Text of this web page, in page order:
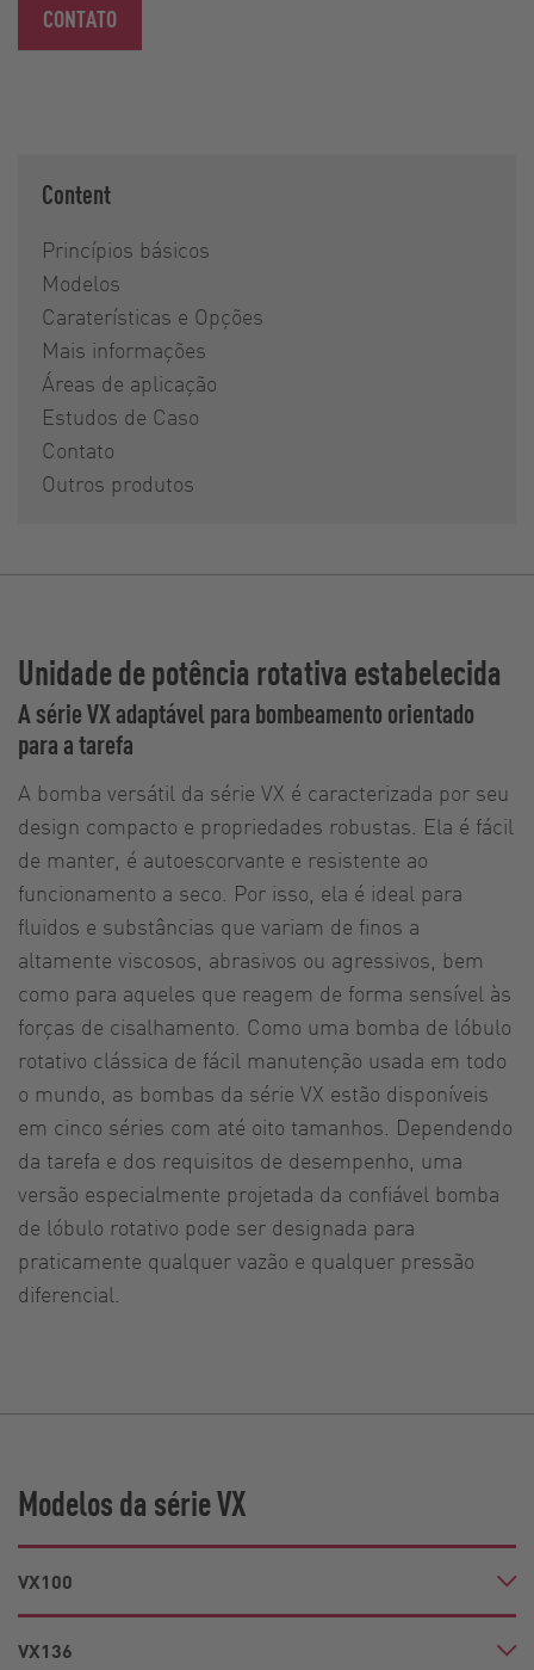
CONTATO
Content
Princípios básicos
Modelos
Caraterísticas e Opções
Mais informações
Áreas de aplicação
Estudos de Caso
Contato
Outros produtos
Unidade de potência rotativa estabelecida
A série VX adaptável para bombeamento orientado
para a tarefa
A bomba versátil da série VX é caracterizada por seu
design compacto e propriedades robustas. Ela é fácil
de manter, é autoescorvante e resistente ao
funcionamento a seco. Por isso, ela é ideal para
fluidos e substâncias que variam de finos a
altamente viscosos, abrasivos ou agressivos, bem
como para aqueles que reagem de forma sensível às
forças de cisalhamento. Como uma bomba de lóbulo
rotativo clássica de fácil manutenção usada em todo
o mundo, as bombas da série VX estão disponíveis
em cinco séries com até oito tamanhos. Dependendo
da tarefa e dos requisitos de desempenho, uma
versão especialmente projetada da confiável bomba
de lóbulo rotativo pode ser designada para
praticamente qualquer vazão e qualquer pressão
diferencial.
Modelos da série VX
VX100
VX136